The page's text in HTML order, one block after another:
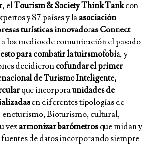
, elTourism & Society Think Tankcon
y 87 países y laasociación
turísticas innovadoras Connect
los medios de comunicación el pasado
para combatir la tuirsmofobia, y
decidieroncofundar el primer
de Turismo Inteligente,
que incorporaunidades de
en diferentes tipologías de
enoturismo, Bioturismo, cultural,
vezarmonizar barómetrosque midan y
de datos incorporando siempre